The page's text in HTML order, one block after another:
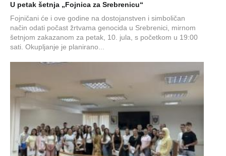
U petak šetnja „Fojnica za Srebrenicu“
Fojničani će i ove godine na dostojanstven i simboličan
način odati počast žrtvama genocida u Srebrenici, mirnom
šetnjom zakazanom za petak, 10. jula, s početkom u 19:00
sati. Okupljanje je planirano...